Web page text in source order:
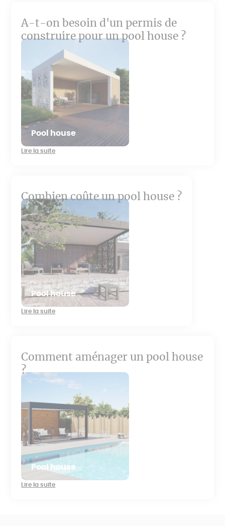
A-t-on besoin d'un permis de
construire pour un pool house ?
Pool house
Lire la suite
Combien coûte un pool house ?
Pool house
Lire la suite
Comment aménager un pool house
?
Pool house
Lire la suite